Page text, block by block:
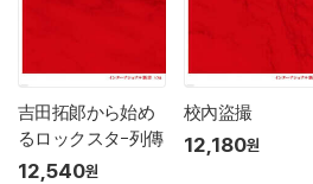
吉田拓郞から始め
るロックスタ-列傳
12,540원
校內盜撮
12,180원